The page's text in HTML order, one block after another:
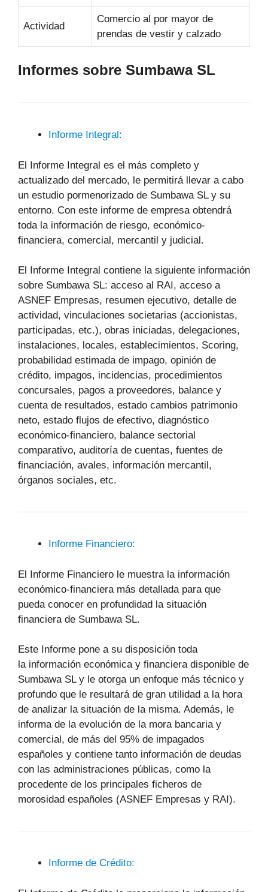
Actividad
Comercio al por mayor de
prendas de vestir y calzado
Informes sobre Sumbawa SL
Informe Integral:
El Informe Integral es el más completo y
actualizado del mercado, le permitirá llevar a cabo
un estudio pormenorizado de Sumbawa SL y su
entorno. Con este informe de empresa obtendrá
toda la información de riesgo, económico-
financiera, comercial, mercantil y judicial.
El Informe Integral contiene la siguiente información
sobre Sumbawa SL: acceso al RAI, acceso a
ASNEF Empresas, resumen ejecutivo, detalle de
actividad, vinculaciones societarias (accionistas,
participadas, etc.), obras iniciadas, delegaciones,
instalaciones, locales, establecimientos, Scoring,
probabilidad estimada de impago, opinión de
crédito, impagos, incidencias, procedimientos
concursales, pagos a proveedores, balance y
cuenta de resultados, estado cambios patrimonio
neto, estado flujos de efectivo, diagnóstico
económico-financiero, balance sectorial
comparativo, auditoría de cuentas, fuentes de
financiación, avales, información mercantil,
órganos sociales, etc.
Informe Financiero:
El Informe Financiero le muestra la información
económico-financiera más detallada para que
pueda conocer en profundidad la situación
financiera de Sumbawa SL.
Este Informe pone a su disposición toda
la información económica y financiera disponible de
Sumbawa SL y le otorga un enfoque más técnico y
profundo que le resultará de gran utilidad a la hora
de analizar la situación de la misma. Además, le
informa de la evolución de la mora bancaria y
comercial, de más del 95% de impagados
españoles y contiene tanto información de deudas
con las administraciones públicas, como la
procedente de los principales ficheros de
morosidad españoles (ASNEF Empresas y RAI).
Informe de Crédito: